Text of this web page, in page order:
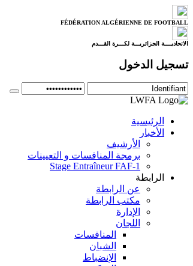
FÉDÉRATION ALGÉRIENNE DE FOOTBALL
الاتحاديــــة الجزائريـــة لكـــرة القـــدم
تسجيل الدخول
الرئيسية
الأخبار
الأرشيف
برمجة المنافسات و التعيينات
Stage Entraîneur FAF-1
الرابطة
عن الرابطة
مكتب الرابطة
الإدارة
اللجان
المنافسات
الشبان
الإنضباط